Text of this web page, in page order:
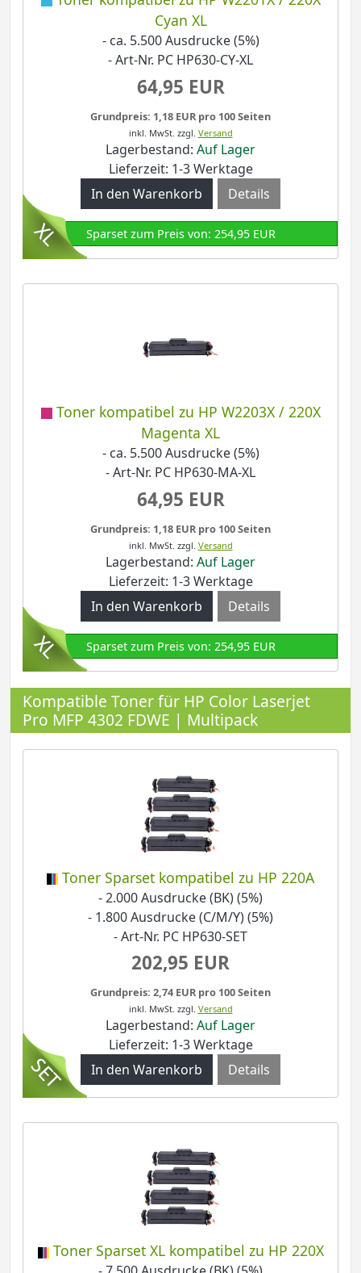
Cyan XL
- ca. 5.500 Ausdrucke (5%)
- Art-Nr. PC HP630-CY-XL
64,95 EUR
Grundpreis: 1,18 EUR pro 100 Seiten
inkl. MwSt. zzgl. Versand
Lagerbestand: Auf Lager
Lieferzeit: 1-3 Werktage
Details
Sparset zum Preis von: 254,95 EUR
Toner kompatibel zu HP W2203X / 220X
Magenta XL
- ca. 5.500 Ausdrucke (5%)
- Art-Nr. PC HP630-MA-XL
64,95 EUR
Grundpreis: 1,18 EUR pro 100 Seiten
inkl. MwSt. zzgl. Versand
Lagerbestand: Auf Lager
Lieferzeit: 1-3 Werktage
Details
Sparset zum Preis von: 254,95 EUR
Kompatible Toner für HP Color Laserjet
Pro MFP 4302 FDWE | Multipack
Toner Sparset kompatibel zu HP 220A
- 2.000 Ausdrucke (BK) (5%)
- 1.800 Ausdrucke (C/M/Y) (5%)
- Art-Nr. PC HP630-SET
202,95 EUR
Grundpreis: 2,74 EUR pro 100 Seiten
inkl. MwSt. zzgl. Versand
Lagerbestand: Auf Lager
Lieferzeit: 1-3 Werktage
Details
Toner Sparset XL kompatibel zu HP 220X